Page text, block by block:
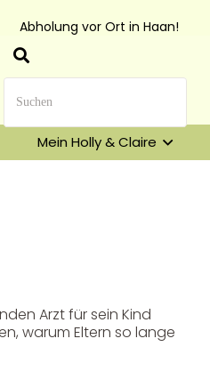
Abholung vor Ort in Haan!
Mein Holly & Claire
Arzt für sein Kind
warum Eltern so lange